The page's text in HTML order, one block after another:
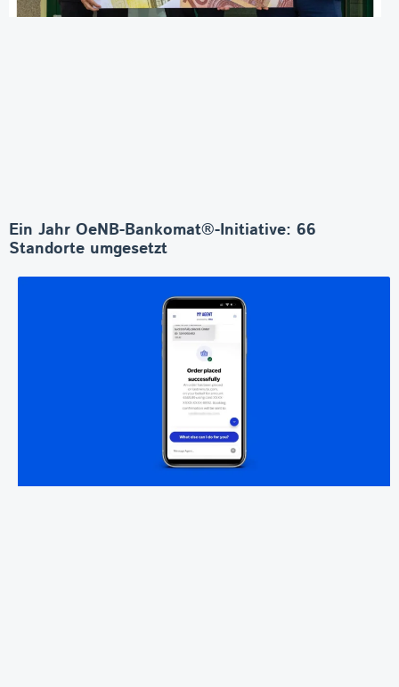
Ein Jahr OeNB-Bankomat®-Initiative: 66
Standorte umgesetzt